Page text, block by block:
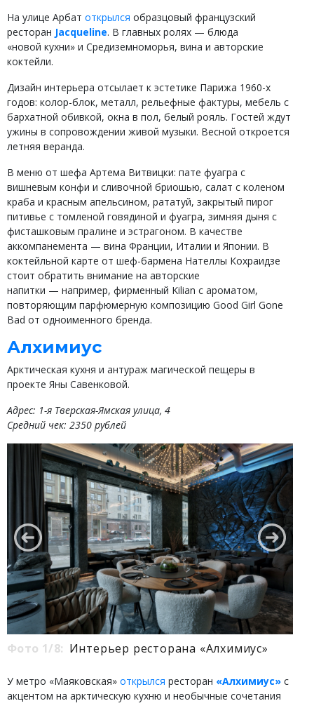
На улице Арбат открылся образцовый французский
ресторан Jacqueline. В главных ролях — блюда
«новой кухни» и Средиземноморья, вина и авторские
коктейли.
Дизайн интерьера отсылает к эстетике Парижа 1960-х
годов: колор-блок, металл, рельефные фактуры, мебель с
бархатной обивкой, окна в пол, белый рояль. Гостей ждут
ужины в сопровождении живой музыки. Весной откроется
летняя веранда.
В меню от шефа Артема Витвицки: пате фуагра с
вишневым конфи и сливочной бриошью, салат с коленом
краба и красным апельсином, рататуй, закрытый пирог
питивье с томленой говядиной и фуагра, зимняя дыня с
фисташковым пралине и эстрагоном. В качестве
аккомпанемента — вина Франции, Италии и Японии. В
коктейльной карте от шеф-бармена Нателлы Кохраидзе
стоит обратить внимание на авторские
напитки — например, фирменный Kilian с ароматом,
повторяющим парфюмерную композицию Good Girl Gone
Bad от одноименного бренда.
Алхимиус
Арктическая кухня и антураж магической пещеры в
проекте Яны Савенковой.
Адрес: 1-я Тверская-Ямская улица, 4
Средний чек: 2350 рублей
Фото 1/8: Интерьер ресторана «Алхимиус»
У метро «Маяковская» открылся ресторан «Алхимиус» с
акцентом на арктическую кухню и необычные сочетания